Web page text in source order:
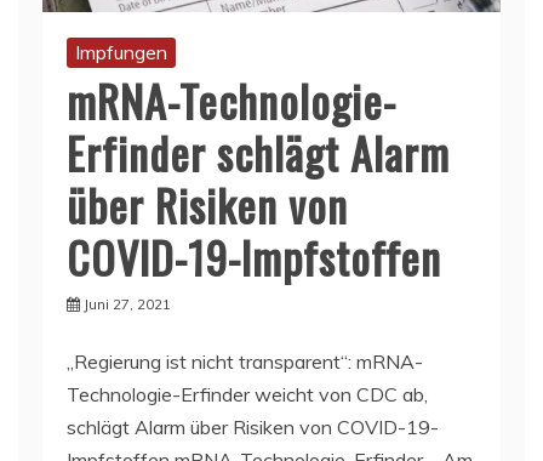
Impfungen
mRNA-Technologie-
Erfinder schlägt Alarm
über Risiken von
COVID-19-Impfstoffen
Juni 27, 2021
„Regierung ist nicht transparent“: mRNA-
Technologie-Erfinder weicht von CDC ab,
schlägt Alarm über Risiken von COVID-19-